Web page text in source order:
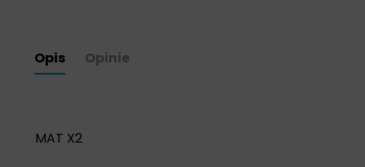
Opis Opinie
MAT X2